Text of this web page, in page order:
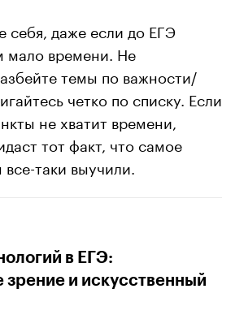
себя, даже если до ЕГЭ
мало времени. Не
темы по важности/
четко по списку. Если
не хватит времени,
тот факт, что самое
таки выучили.
в ЕГЭ:
и искусственный